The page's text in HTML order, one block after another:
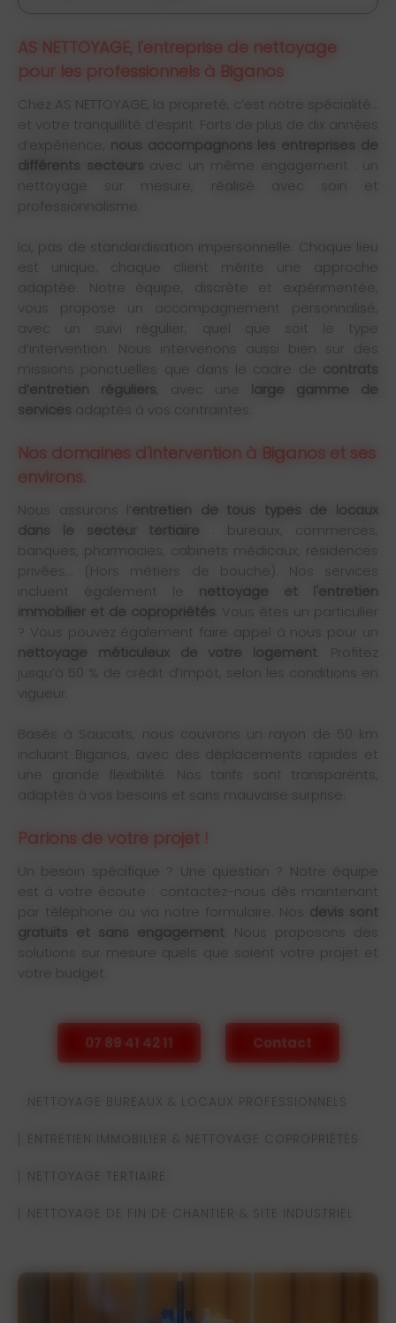
AS NETTOYAGE, l'entreprise de nettoyage
pour les professionnels à Biganos
Chez AS NETTOYAGE, la propreté, c’est notre spécialité…
et votre tranquillité d’esprit. Forts de plus de dix années
d’expérience, nous accompagnons les entreprises de
différents secteurs avec un même engagement : un
nettoyage sur mesure, réalisé avec soin et
professionnalisme.
Ici, pas de standardisation impersonnelle. Chaque lieu
est unique, chaque client mérite une approche
adaptée. Notre équipe, discrète et expérimentée,
vous propose un accompagnement personnalisé,
avec un suivi régulier, quel que soit le type
d’intervention. Nous intervenons aussi bien sur des
missions ponctuelles que dans le cadre de contrats
d’entretien réguliers, avec une large gamme de
services adaptés à vos contraintes.
Nos domaines d'intervention à Biganos et ses
environs.
Nous assurons l’ entretien de tous types de locaux
dans le secteur tertiaire : bureaux, commerces,
banques, pharmacies, cabinets médicaux, résidences
privées... (Hors métiers de bouche). Nos services
incluent également le nettoyage et l'entretien
immobilier et de copropriétés . Vous êtes un particulier
? Vous pouvez également faire appel à nous pour un
nettoyage méticuleux de votre logement . Profitez
jusqu’à 50 % de crédit d’impôt, selon les conditions en
vigueur.
Basés à Saucats, nous couvrons un rayon de 50 km
incluant Biganos, avec des déplacements rapides et
une grande flexibilité. Nos tarifs sont transparents,
adaptés à vos besoins et sans mauvaise surprise.
Parlons de votre projet !
Un besoin spécifique ? Une question ? Notre équipe
est à votre écoute : contactez-nous dès maintenant
par téléphone ou via notre formulaire. Nos devis sont
gratuits et sans engagement . Nous proposons des
solutions sur mesure quels que soient votre projet et
votre budget.
07 89 41 42 11 Contact
NETTOYAGE BUREAUX & LOCAUX PROFESSIONNELS
ENTRETIEN IMMOBILIER & NETTOYAGE COPROPRIÉTÉS
NETTOYAGE TERTIAIRE
NETTOYAGE DE FIN DE CHANTIER & SITE INDUSTRIEL